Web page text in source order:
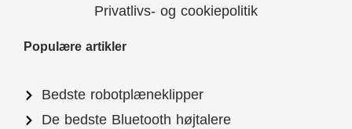
Privatlivs- og cookiepolitik
Populære artikler
Bedste robotplæneklipper
De bedste Bluetooth højtalere